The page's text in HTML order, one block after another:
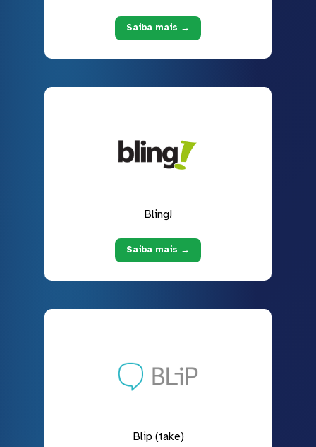
Saiba mais →
Bling!
Saiba mais →
Blip (take)